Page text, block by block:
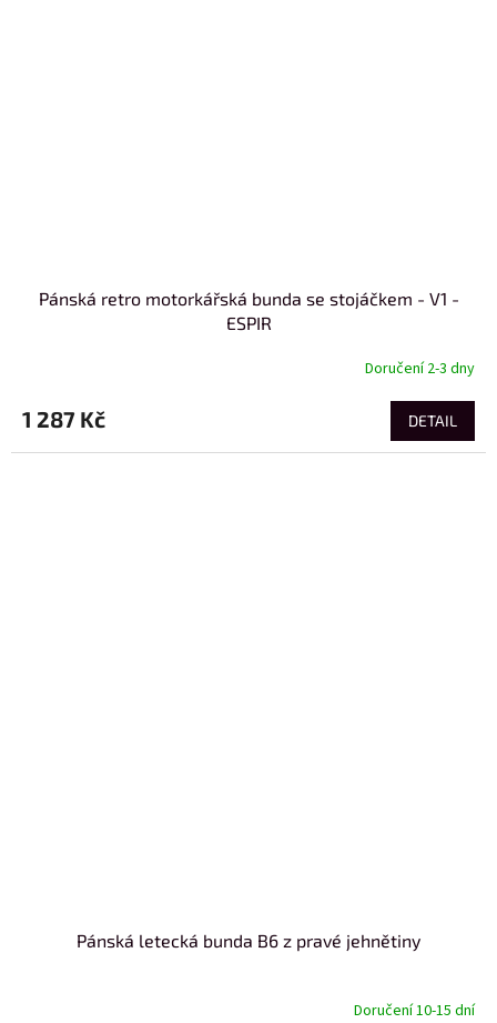
Pánská retro motorkářská bunda se stojáčkem - V1 -
ESPIR
Doručení 2-3 dny
1 287 Kč DETAIL
Pánská letecká bunda B6 z pravé jehnětiny
Doručení 10-15 dní